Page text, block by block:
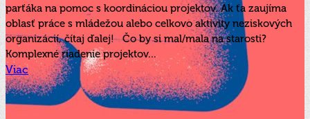
parťáka na pomoc s koordináciou projektov. Ak ťa zaujíma
oblasť práce s mládežou alebo celkovo aktivity neziskových
organizácií, čítaj ďalej! Čo by si mal/mala na starosti?
Komplexné riadenie projektov...
Viac